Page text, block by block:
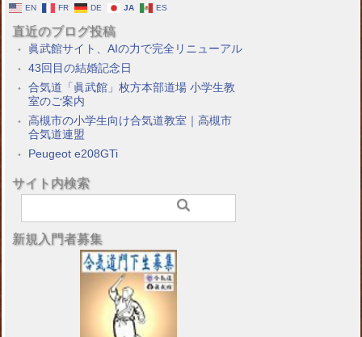
EN FR DE JA ES
直近のブログ投稿
眞武館サイト、AIの力で完全リニューアル
43回目の結婚記念日
合気道「眞武館」枚方本部道場 小学生教
室のご案内
高槻市の小学生向け合気道教室｜高槻市
合気道連盟
Peugeot e208GTi
サイト内検索
新規入門者募集